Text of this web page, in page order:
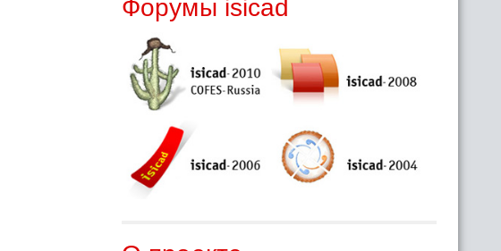
Форумы isicad